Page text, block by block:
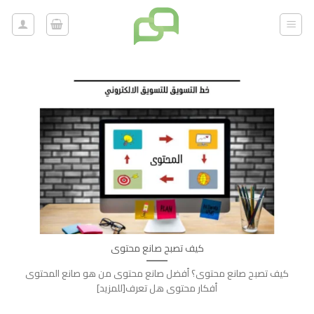
تخطي
للمحتوى
كيف تصبح صانع محتوى
كيف تصبح صانع محتوى؟ أفضل صانع محتوى من هو صانع المحتوى
أفكار محتوى هل تعرف[للمزيد]